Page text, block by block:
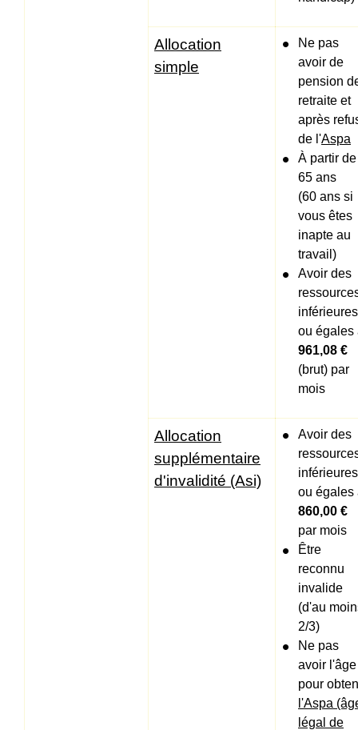
Allocation
simple
Ne pas
avoir de
pension
retraite et
après
de l'Aspa
À partir de
65 ans
(60 ans si
vous êtes
inapte au
travail)
Avoir des
inférieures
ou égales
961,08 €
(brut) par
mois
Allocation
supplémentaire
d'invalidité (Asi)
Avoir des
inférieures
ou égales
860,00 €
par mois
Être
reconnu
invalide
(d'au
2/3)
Ne pas
avoir l'âge
pour
l'Aspa
légal de